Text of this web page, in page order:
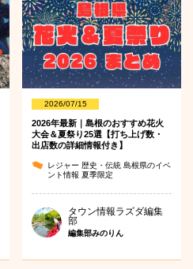
2026/07/15
2026年最新｜島根のおすすめ花火
大会＆夏祭り25選【打ち上げ数・
出店数の詳細情報付き】
レジャー 歴史・伝統島根県のイベ
ント情報夏季限定
タウン情報ラズダ編集
部
編集部みのりん